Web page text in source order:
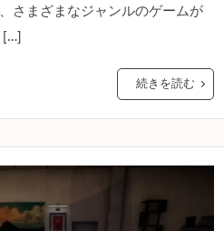
さまざまなジャンルのゲームが
[…]
続きを読む